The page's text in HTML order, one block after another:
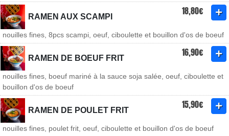
RAMEN AUX SCAMPI 18,80€
nouilles fines, 8pcs scampi, oeuf, ciboulette et bouillon d'os de boeuf
RAMEN DE BOEUF FRIT 16,90€
nouilles fines, boeuf mariné à la sauce soja salée, oeuf, ciboulette et
bouillon d'os de boeuf
RAMEN DE POULET FRIT 15,90€
nouilles fines, poulet frit, oeuf, ciboulette et bouillon d'os de boeuf